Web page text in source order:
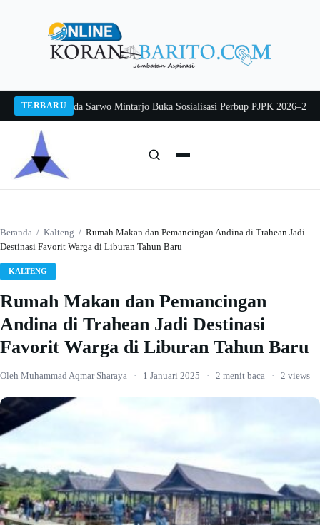
TERBARU
2026Pj Sekda Sarwo Mintarjo Buka Sosialisasi Perbup PJPK 2026–2030
Beranda / Kalteng / Rumah Makan dan Pemancingan Andina di Trahean Jadi
Destinasi Favorit Warga di Liburan Tahun Baru
KALTENG
Rumah Makan dan Pemancingan
Andina di Trahean Jadi Destinasi
Favorit Warga di Liburan Tahun Baru
Oleh Muhammad Aqmar Sharaya · 1 Januari 2025 · 2 menit baca · 2 views